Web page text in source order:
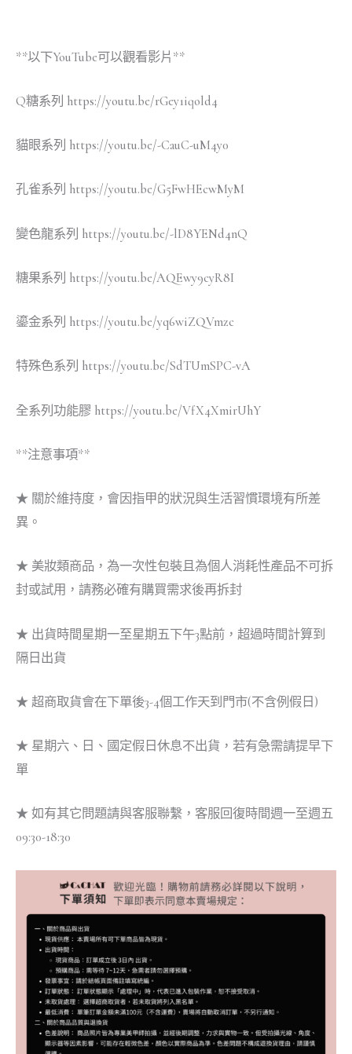
**以下YouTube可以觀看影片**
Q糖系列 https://youtu.be/rGey1iqold4
貓眼系列 https://youtu.be/-CauC-uM4y0
孔雀系列 https://youtu.be/G5FwHEcwMyM
變色龍系列 https://youtu.be/-lD8YENd4nQ
糖果系列 https://youtu.be/AQEwy9cyR8I
鎏金系列 https://youtu.be/yq6wiZQVmzc
特殊色系列 https://youtu.be/SdTUmSPC-vA
全系列功能膠 https://youtu.be/VfX4XmirUhY
**注意事項**
★ 關於維持度，會因指甲的狀況與生活習慣環境有所差
異。
★ 美妝類商品，為一次性包裝且為個人消耗性產品不可拆
封或試用，請務必確有購買需求後再拆封
★ 出貨時間星期一至星期五下午3點前，超過時間計算到
隔日出貨
★ 超商取貨會在下單後3-4個工作天到門市(不含例假日)
★ 星期六、日、國定假日休息不出貨，若有急需請提早下
單
★ 如有其它問題請與客服聯繫，客服回復時間週一至週五
09:30-18:30